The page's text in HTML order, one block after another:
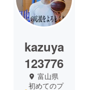
kazuya
123776
富山県
初めてのプ